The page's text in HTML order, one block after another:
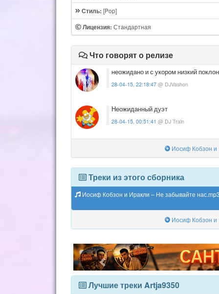
Стиль: [Pop]
Лицензия: Стандартная
Что говорят о релизе
неожидано и с укором низкий
28-04-15, 22:18:47 @ DJVashon
Неожиданный дуэт
28-04-15, 00:51:41 @ DJ Train
Иосиф Кобзон и
Треки из этого сборника
Иосиф Кобзон и Иракли – Не забывайте
Иосиф Кобзон и
Лучшие треки Artja9350